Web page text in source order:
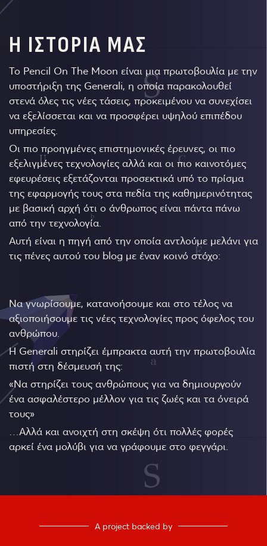
Η ΙΣΤΟΡΙΑ ΜΑΣ
Το Pencil On The Moon είναι μια πρωτοβουλία με την
υποστήριξη της Generali, η οποία παρακολουθεί
στενά όλες τις νέες τάσεις, προκειμένου να συνεχίσει
να εξελίσσεται και να προσφέρει υψηλού επιπέδου
υπηρεσίες.
Οι πιο προηγμένες επιστημονικές έρευνες, οι πιο
εξελιγμένες τεχνολογίες αλλά και οι πιο καινοτόμες
εφευρέσεις εξετάζονται προσεκτικά υπό το πρίσμα
της εφαρμογής τους στα πεδία της καθημερινότητας
με βασική αρχή ότι ο άνθρωπος είναι πάντα πάνω
από την τεχνολογία.
Αυτή είναι η πηγή από την οποία αντλούμε μελάνι για
τις πένες αυτού του blog με έναν κοινό στόχο:
Να γνωρίσουμε, κατανοήσουμε και στο τέλος να
αξιοποιήσουμε τις νέες τεχνολογίες προς όφελος του
ανθρώπου.
Η Generali στηρίζει έμπρακτα αυτή την πρωτοβουλία
πιστή στη δέσμευσή της:
«Να στηρίζει τους ανθρώπους για να δημιουργούν
ένα ασφαλέστερο μέλλον για τις ζωές και τα όνειρά
τους»
…Αλλά και ανοιχτή στη σκέψη ότι πολλές φορές
αρκεί ένα μολύβι για να γράφουμε στο φεγγάρι.
A project backed by